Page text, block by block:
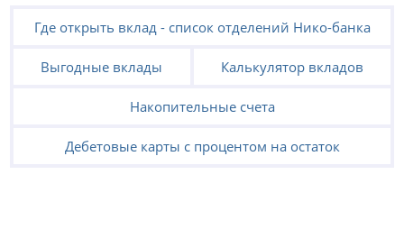
Где открыть вклад - список отделений Нико-банка
Выгодные вклады Калькулятор вкладов
Накопительные счета
Дебетовые карты с процентом на остаток